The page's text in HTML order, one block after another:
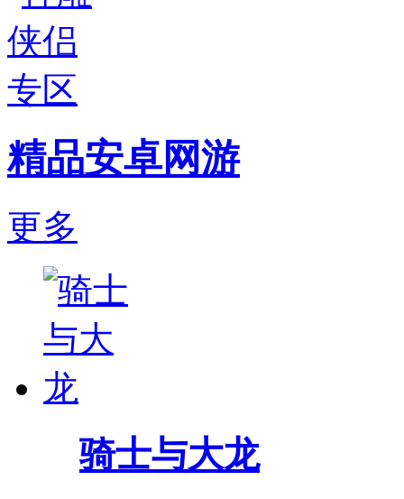
精品安卓网游
更多
骑士与大龙